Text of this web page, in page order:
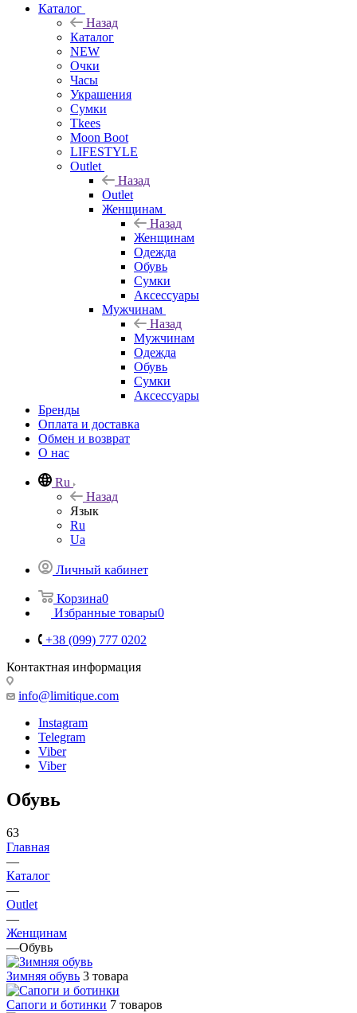
Каталог
Назад
Каталог
NEW
Очки
Часы
Украшения
Сумки
Tkees
Moon Boot
LIFESTYLE
Outlet
Назад
Outlet
Женщинам
Назад
Женщинам
Одежда
Обувь
Сумки
Аксессуары
Мужчинам
Назад
Мужчинам
Одежда
Обувь
Сумки
Аксессуары
Бренды
Оплата и доставка
Обмен и возврат
О нас
Ru
Назад
Язык
Ru
Ua
Личный кабинет
Корзина0
Избранные товары0
+38 (099) 777 0202
Контактная информация
info@limitique.com
Instagram
Telegram
Viber
Viber
Обувь
63
Главная
—
Каталог
—
Outlet
—
Женщинам
—Обувь
Зимняя обувь 3 товара
Сапоги и ботинки 7 товаров